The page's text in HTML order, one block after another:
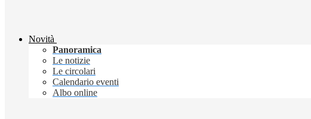
Novità
Panoramica
Le notizie
Le circolari
Calendario eventi
Albo online